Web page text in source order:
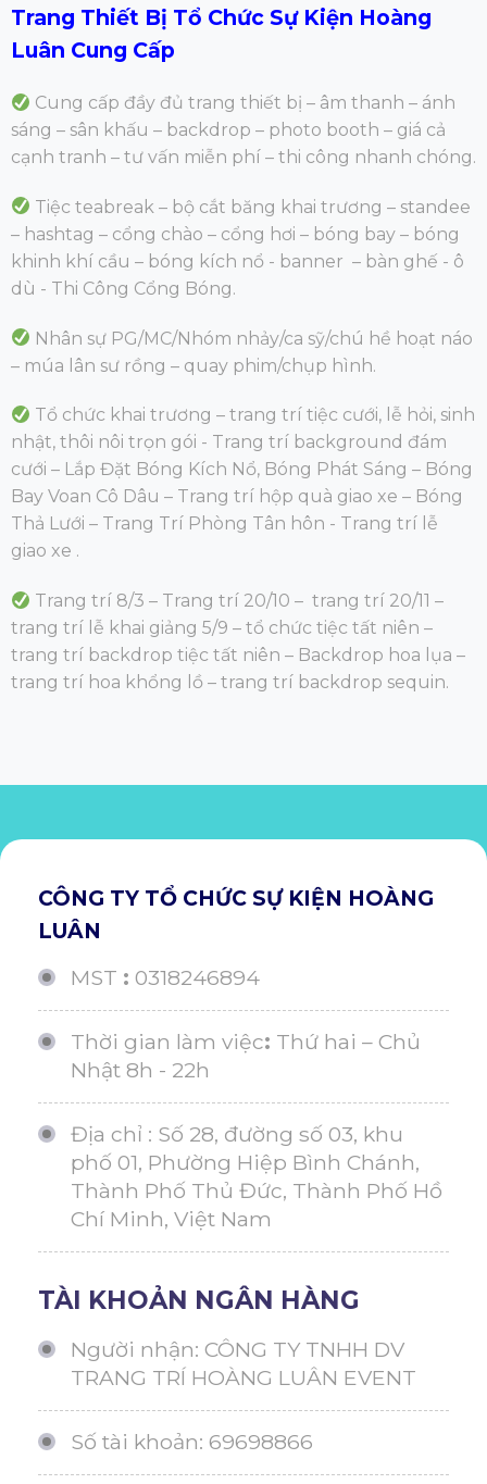
Trang Thiết Bị Tổ Chức Sự Kiện Hoàng
Luân Cung Cấp
Cung cấp đầy đủ trang thiết bị – âm thanh – ánh
sáng – sân khấu – backdrop – photo booth – giá cả
cạnh tranh – tư vấn miễn phí – thi công nhanh chóng.
Tiệc teabreak – bộ cắt băng khai trương – standee
– hashtag – cổng chào – cổng hơi – bóng bay – bóng
khinh khí cầu – bóng kích nổ - banner – bàn ghế - ô
dù - Thi Công Cổng Bóng.
Nhân sự PG/MC/Nhóm nhảy/ca sỹ/chú hề hoạt náo
– múa lân sư rồng – quay phim/chụp hình.
Tổ chức khai trương – trang trí tiệc cưới, lễ hỏi, sinh
nhật, thôi nôi trọn gói - Trang trí background đám
cưới – Lắp Đặt Bóng Kích Nổ, Bóng Phát Sáng – Bóng
Bay Voan Cô Dâu – Trang trí hộp quà giao xe – Bóng
Thả Lưới – Trang Trí Phòng Tân hôn - Trang trí lễ
giao xe .
Trang trí 8/3 – Trang trí 20/10 – trang trí 20/11 –
trang trí lễ khai giảng 5/9 – tổ chức tiệc tất niên –
trang trí backdrop tiệc tất niên – Backdrop hoa lụa –
trang trí hoa khổng lồ – trang trí backdrop sequin.
CÔNG TY TỔ CHỨC SỰ KIỆN HOÀNG
LUÂN
MST : 0318246894
Thời gian làm việc: Thứ hai – Chủ
Nhật 8h - 22h
Địa chỉ : Số 28, đường số 03, khu
phố 01, Phường Hiệp Bình Chánh,
Thành Phố Thủ Đức, Thành Phố Hồ
Chí Minh, Việt Nam
TÀI KHOẢN NGÂN HÀNG
Người nhận: CÔNG TY TNHH DV
TRANG TRÍ HOÀNG LUÂN EVENT
Số tài khoản: 69698866